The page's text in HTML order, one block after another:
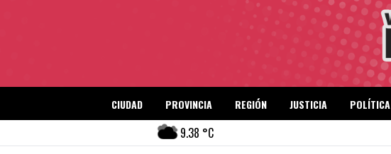
CIUDAD PROVINCIA REGIÓN JUSTICIA POLÍTICA
9.38 °C